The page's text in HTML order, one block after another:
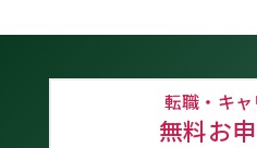
転職・キ
無料お